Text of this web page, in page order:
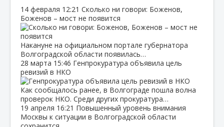
14 февраля 12:21 Сколько ни говори: Боженов,
Боженов – мост не появится
Накануне на официальном портале губернатора
Волгоградской области появилась…
28 марта 15:46 Генпрокуратура объявила цель
ревизий в НКО
Как сообщалось ранее, в Волгограде пошла волна
проверок НКО. Среди других прокуратура…
19 апреля 16:21 Повышенный уровень внимания
Москвы к ситуации в Волгоградской области